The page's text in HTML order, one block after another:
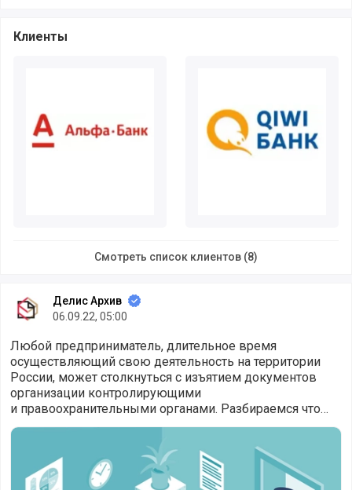
Клиенты
Смотреть список клиентов (8)
Делис Архив
06.09.22, 05:00
Любой предприниматель, длительное время
осуществляющий свою деятельность на территории
России, может столкнуться с изъятием документов
организации контролирующими
и правоохранительными органами. Разбираемся что
делать в такой ситуации.
Как действовать при изъятии у организации документов